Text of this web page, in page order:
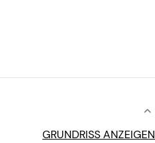
GRUNDRISS ANZEIGEN